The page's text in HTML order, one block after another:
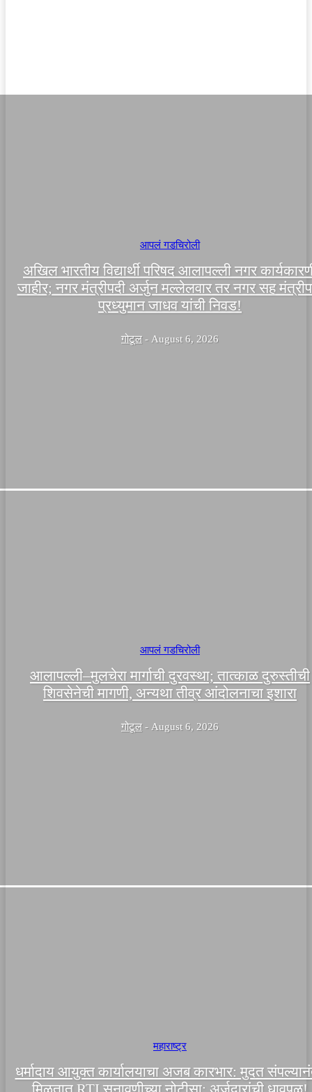
आपलं गडचिरोली
अखिल भारतीय विद्यार्थी परिषद आलापल्ली नगर
जाहीर; नगर मंत्रीपदी अर्जुन मल्लेलवार तर नगर सह
प्रध्युमान जाधव यांची निवड!
गोटूल - August 6, 2026
आपलं गडचिरोली
आलापल्ली–मुलचेरा मार्गाची दुरवस्था; तात्काळ दुरुस्तीची
शिवसेनेची मागणी, अन्यथा तीव्र आंदोलनाचा इशारा
गोटूल - August 6, 2026
महाराष्ट्र
धर्मादाय आयुक्त कार्यालयाचा अजब कारभार: मुदत